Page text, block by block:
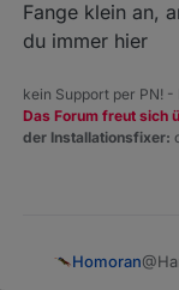
Fange klein an,
du immer hier
kein Support per PN!
Das Forum freut sich
der Installationsfixer:
Homoran